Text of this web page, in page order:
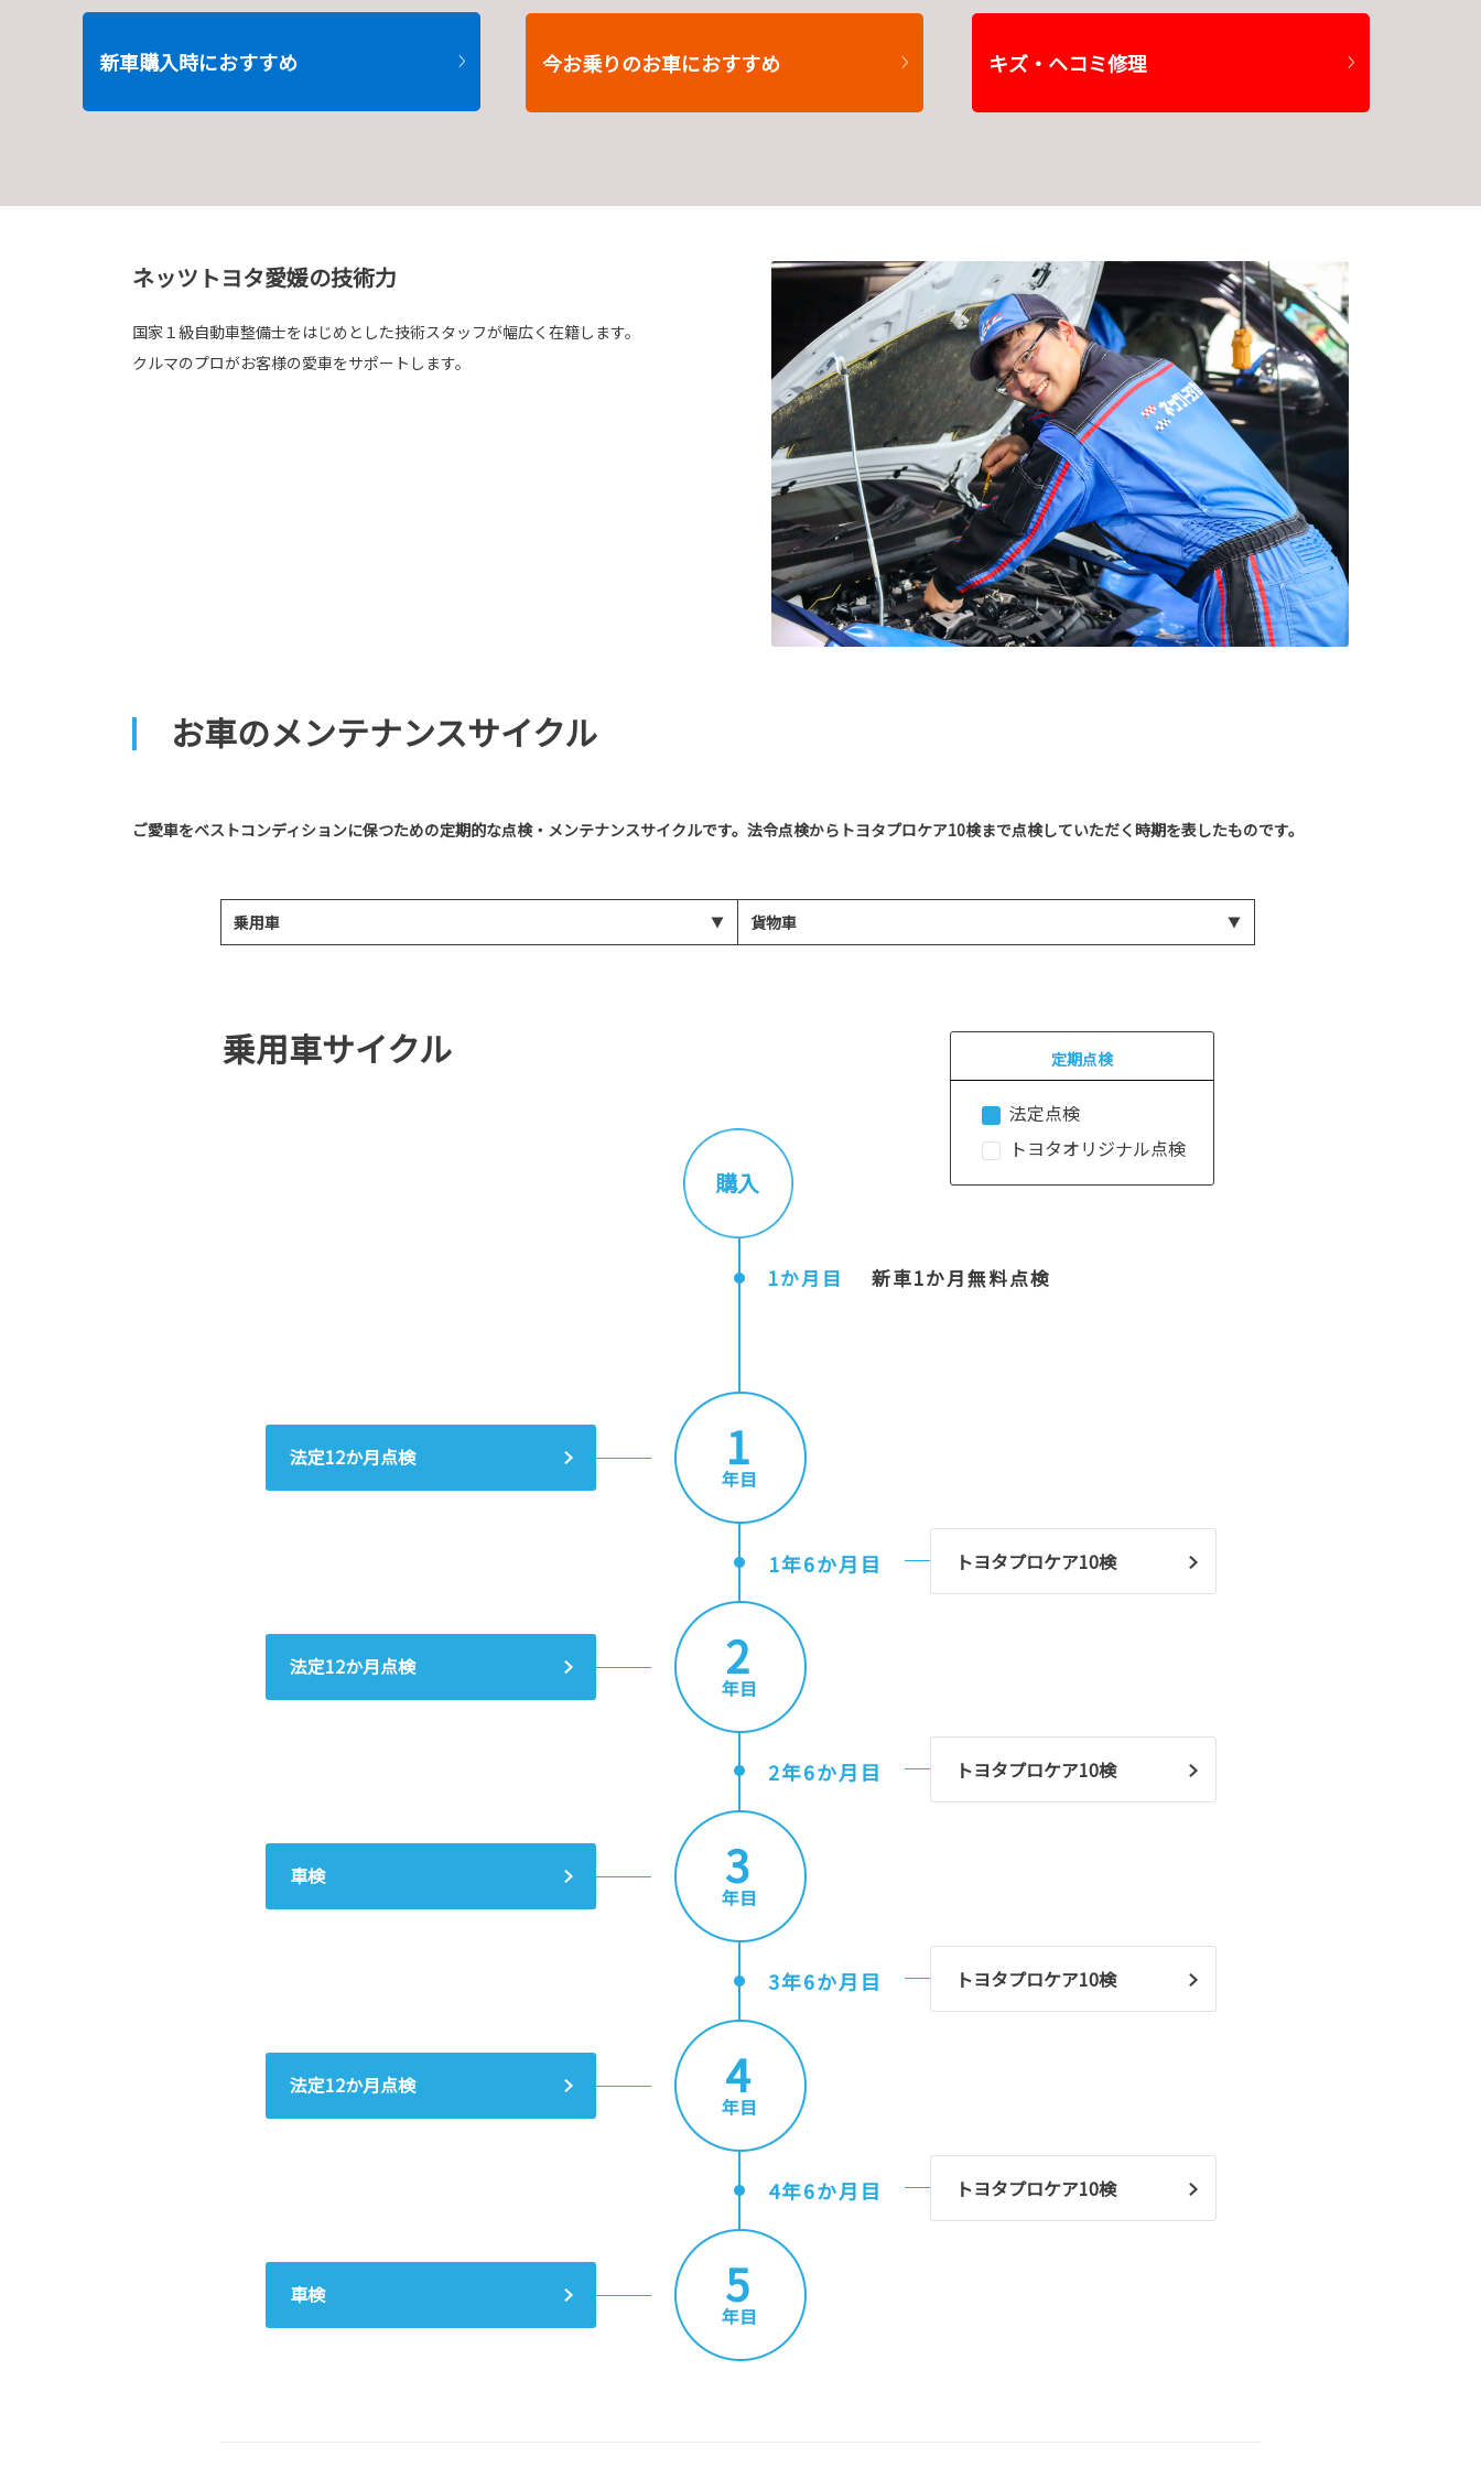
新車購入時におすすめ 今お乗りのお車におすすめ キズ・ヘコミ修理
ネッツトヨタ愛媛の技術力
国家１級自動車整備士をはじめとした技術スタッフが幅広く在籍します。
クルマのプロがお客様の愛車をサポートします。
お車のメンテナンスサイクル
ご愛車をベストコンディションに保つための定期的な点検・メンテナンスサイクルです。法令点検からトヨタプロケア10検まで点検していただく時期を表したものです。
乗用車 貨物車
乗用車サイクル
購入
定期点検
法定点検
トヨタオリジナル点検
1か月目 新車1か月無料点検
1
年目
法定12か月点検
1年6か月目 トヨタプロケア10検
2
年目
法定12か月点検
2年6か月目 トヨタプロケア10検
3
年目
車検
3年6か月目 トヨタプロケア10検
4
年目
法定12か月点検
4年6か月目 トヨタプロケア10検
5
年目
車検